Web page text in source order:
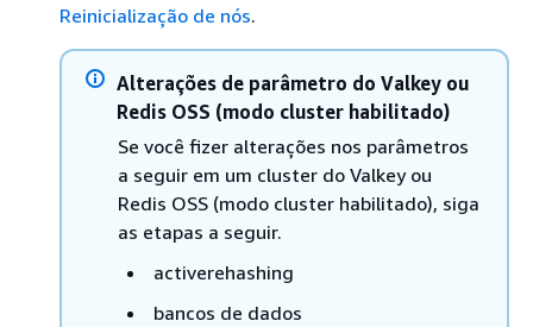
Reinicialização de nós.
Alterações de parâmetro do Valkey ou
Redis OSS (modo cluster habilitado)
Se você fizer alterações nos parâmetros
a seguir em um cluster do Valkey ou
Redis OSS (modo cluster habilitado), siga
as etapas a seguir.
activerehashing
bancos de dados